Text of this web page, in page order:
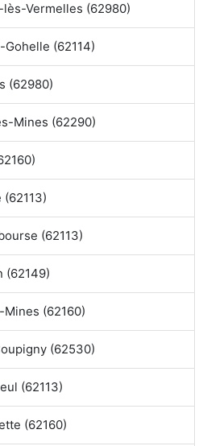
Vermelles (62980)
(62114)
(62980)
Mines (62290)
(62113)
(62149)
(62160)
(62530)
(62113)
(62160)